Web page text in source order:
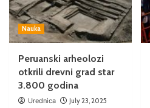
Nauka
Peruanski arheolozi
otkrili drevni grad star
3.800 godina
Urednica July 23, 2025